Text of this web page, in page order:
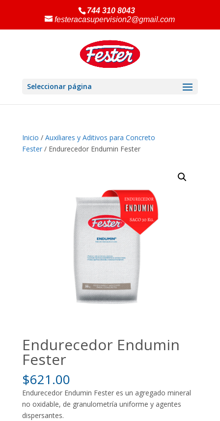
744 310 8043
festeracasupervision2@gmail.com
Seleccionar página
Inicio / Auxiliares y Aditivos para Concreto
Fester/ Endurecedor Endumin Fester
Endurecedor Endumin
Fester
$621.00
Endurecedor Endumin Fester es un agregado mineral
no oxidable, de granulometría uniforme y agentes
dispersantes.